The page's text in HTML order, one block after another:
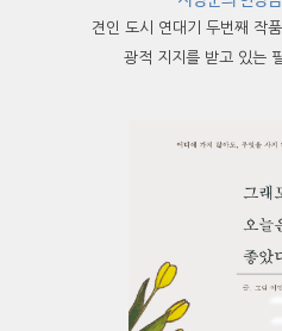
견인 도시 연대기 두번째 작
광적 지지를 받고 있는